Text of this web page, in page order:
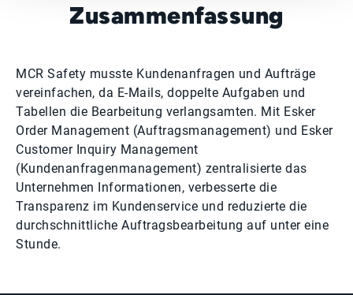
Zusammenfassung
MCR Safety musste Kundenanfragen und Aufträge
vereinfachen, da E-Mails, doppelte Aufgaben und
Tabellen die Bearbeitung verlangsamten. Mit Esker
Order Management (Auftragsmanagement) und Esker
Customer Inquiry Management
(Kundenanfragenmanagement) zentralisierte das
Unternehmen Informationen, verbesserte die
Transparenz im Kundenservice und reduzierte die
durchschnittliche Auftragsbearbeitung auf unter eine
Stunde.